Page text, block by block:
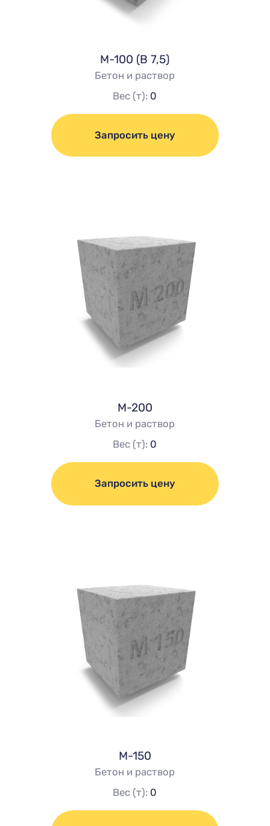
М-100 (В 7,5)
Бетон и раствор
Вес (т): 0
Запросить цену
М-200
Бетон и раствор
Вес (т): 0
Запросить цену
М-150
Бетон и раствор
Вес (т): 0